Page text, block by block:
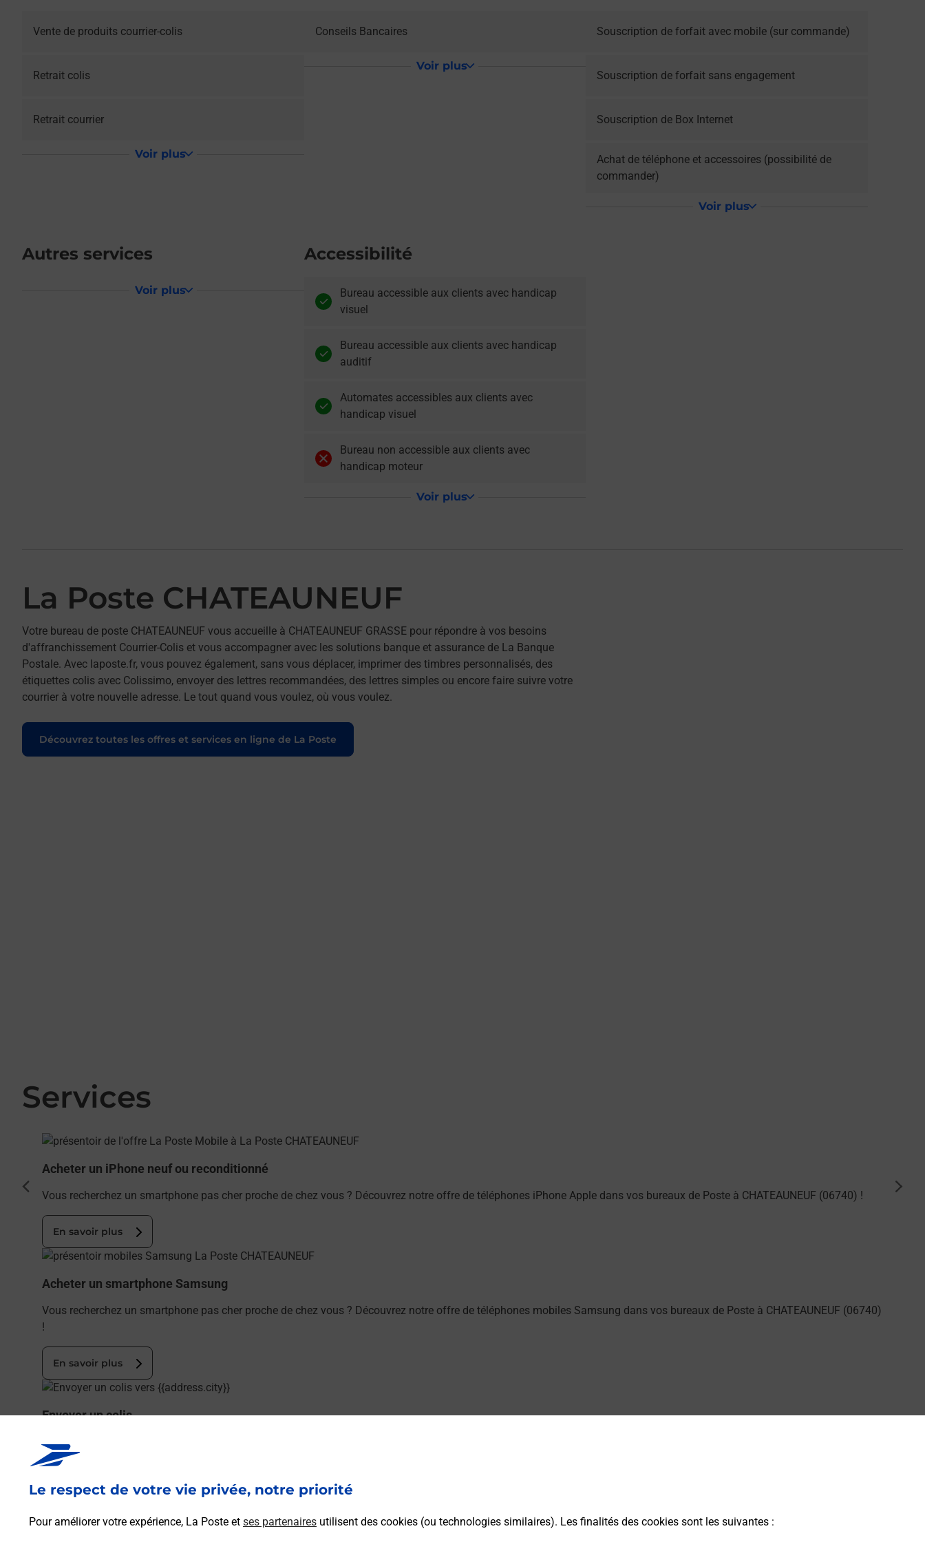
Le respect de votre vie privée, notre priorité
Pour améliorer votre expérience, La Poste et ses partenaires utilisent des cookies (ou technologies similaires). Les finalités des cookies sont les suivantes :
Vente de produits courrier-colis
Retrait colis
Retrait courrier
Voir plus
Conseils Bancaires
Voir plus
Souscription de forfait avec mobile (sur commande)
Souscription de forfait sans engagement
Souscription de Box Internet
Achat de téléphone et accessoires (possibilité de
commander)
Voir plus
Autres services
Voir plus
Accessibilité
Bureau accessible aux clients avec handicap
visuel
Bureau accessible aux clients avec handicap
auditif
Automates accessibles aux clients avec
handicap visuel
Bureau non accessible aux clients avec
handicap moteur
Voir plus
La Poste CHATEAUNEUF
Votre bureau de poste CHATEAUNEUF vous accueille à CHATEAUNEUF GRASSE pour répondre à vos besoins
d'affranchissement Courrier-Colis et vous accompagner avec les solutions banque et assurance de La Banque
Postale. Avec laposte.fr, vous pouvez également, sans vous déplacer, imprimer des timbres personnalisés, des
étiquettes colis avec Colissimo, envoyer des lettres recommandées, des lettres simples ou encore faire suivre votre
courrier à votre nouvelle adresse. Le tout quand vous voulez, où vous voulez.
Découvrez toutes les offres et services en ligne de La Poste
Services
En savoir plus
Acheter un iPhone neuf ou reconditionné
Vous recherchez un smartphone pas cher proche de chez vous ? Découvrez notre offre de téléphones iPhone Apple dans vos bureaux de Poste à CHATEAUNEUF (06740) !
En savoir plus
En savoir plus
Acheter un smartphone Samsung
Vous recherchez un smartphone pas cher proche de chez vous ? Découvrez notre offre de téléphones mobiles Samsung dans vos bureaux de Poste à CHATEAUNEUF (06740)
!
En savoir plus
En savoir plus
Envoyer un colis
Vous souhaitez envoyer un colis depuis : CHATEAUNEUF (06740) ? Découvrez toutes les solutions proposées par La Poste.
En savoir plus
Souscrire à la téléassistance